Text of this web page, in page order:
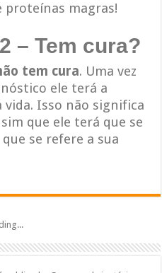
proteínas magras!
– Tem cura?
tem cura. Uma vez
ele terá a
vida. Isso não significa
que ele terá que se
se refere a sua